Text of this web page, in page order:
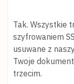
Tak. Wszystkie
szyfrowaniem
usuwane z
Twoje
trzecim.